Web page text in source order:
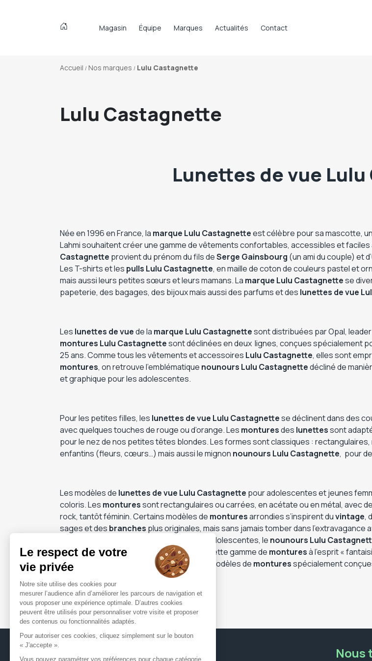
Magasin Équipe Marques Actualités Contact
Accueil Nos marques Lulu Castagnette
Lulu Castagnette
Lunettes de vue
Née en 1996 en France, la marque Lulu Castagnetteest célèbre pour sa mascotte,
Lahmi souhaitent créer une gamme de vêtements confortables, accessibles et faciles
Castagnette provient du prénom du fils deSerge Gainsbourg (un ami du couple) et
Les T-shirts et les pulls Lulu Castagnette, en maille de coton de couleurs pastel et
mais aussi leurs petites sœurs et leurs mamans. La marque Lulu Castagnettese
papeterie, des bagages, des bijoux mais aussi des parfums et des lunettes de vue
Les lunettes de vuede la marque Lulu Castagnettesont distribuées par Opal,
montures Lulu Castagnettesont déclinées en deux lignes, conçues spécialement
25 ans. Comme tous les vêtements et accessoires Lulu Castagnette, elles sont
montures, on retrouve l’emblématique nounours Lulu Castagnettedécliné de
et graphique pour les adolescentes.
Pour les petites filles, les lunettes de vue Lulu Castagnettese déclinent dans des
avec quelques touches de rouge ou d’orange. Les monturesdes lunettessont
pour le nez de nos petites têtes blondes. Les formes sont classiques :
enfantins (fleurs, cœurs…) mais aussi le mignon nounours Lulu Castagnette, pour
Les modèles de lunettes de vue Lulu Castagnette pour adolescentes et jeunes
coloris. Les monturessont rectangulaires ou carrées, en acétate ou en métal, avec
rock, tantôt féminin. Certains modèles de monturesarrondies s’inspirent duvintage,
sages et des branches plus originales, mais sans jamais tomber dans
pour adolescentes, le nounours Lulu
pour petite fille, pour un look plus adulte. Cette gamme de monturesà l’esprit «
les jeunes adultes, notamment grâce aux modèles de monturesspécialement
FORMUL'OPTIQUE Nous